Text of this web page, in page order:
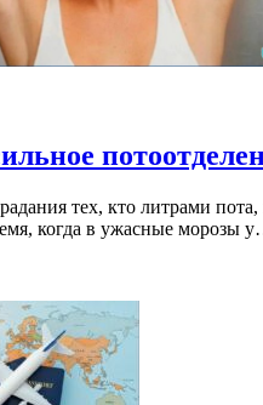
тех, кто литрами
когда в ужасные морозы